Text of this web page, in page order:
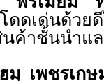
โดดเด่นด้วย
นค้าชั้นนำแ
ม เพชรเก